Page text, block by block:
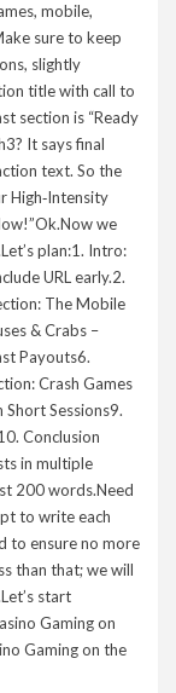
mobile,
sure to keep
slightly
title with call to
section is “Ready
It says final
text. So the
High‑Intensity
we
plan:1. Intro:
URL early.2.
The Mobile
& Crabs –
Payouts6.
Crash Games
Sessions9.
Conclusion
in multiple
200 words.Need
to write each
to ensure no more
than that; we will
start
Gaming on
Gaming on the